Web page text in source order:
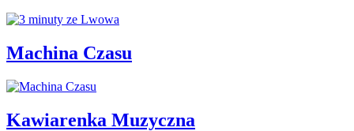
Machina Czasu
Kawiarenka Muzyczna